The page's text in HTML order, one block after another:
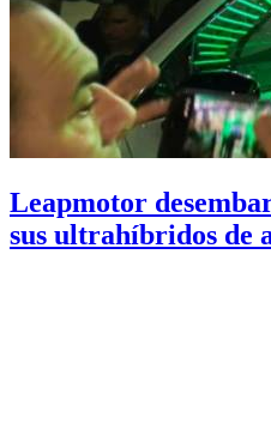
Leapmotor
sus ultrahíbridos de